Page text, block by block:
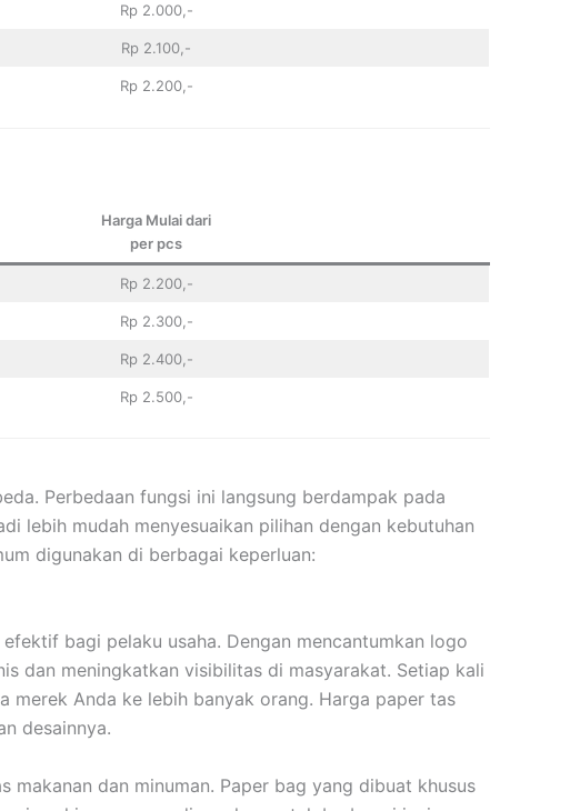
Rp 2.000,-
Rp 2.100,-
Rp 2.200,-
Harga Mulai dari
per pcs
Rp 2.200,-
Rp 2.300,-
Rp 2.400,-
Rp 2.500,-
Perbedaan fungsi ini langsung berdampak pada
lebih mudah menyesuaikan pilihan dengan kebutuhan
digunakan di berbagai keperluan:
bagi pelaku usaha. Dengan mencantumkan logo
dan meningkatkan visibilitas di masyarakat. Setiap kali
merek Anda ke lebih banyak orang. Harga paper tas
desainnya.
dan minuman. Paper bag yang dibuat khusus